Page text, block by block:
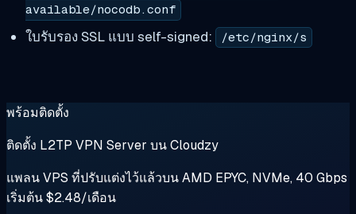
available/nocodb.conf
ใบรับรอง SSL แบบ self-signed: /etc/nginx/s
พร้อมติดตั้ง
ติดตั้ง L2TP VPN Server บน Cloudzy
แพลน VPS ที่ปรับแต่งไว้แล้วบน AMD EPYC, NVMe, 40 Gbps
เริ่มต้น $2.48/เดือน